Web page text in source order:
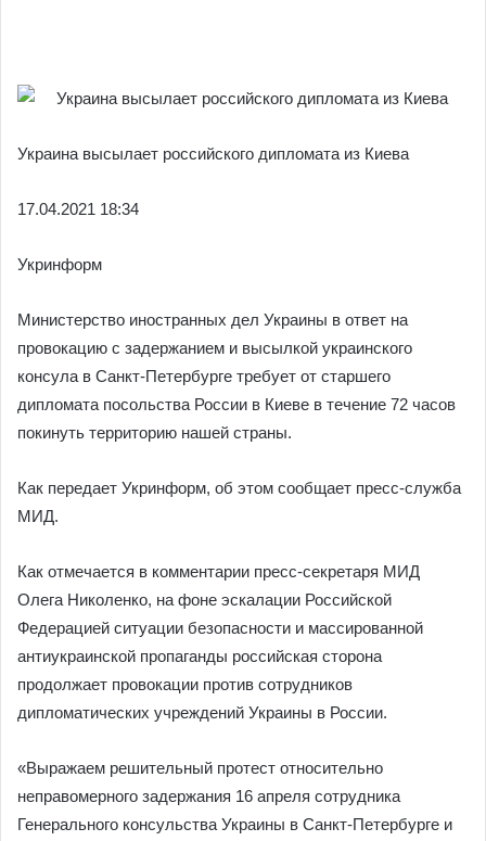
Украина высылает российского дипломата из Киева
17.04.2021 18:34
Укринформ
Министерство иностранных дел Украины в ответ на
провокацию с задержанием и высылкой украинского
консула в Санкт-Петербурге требует от старшего
дипломата посольства России в Киеве в течение 72 часов
покинуть территорию нашей страны.
Как передает Укринформ, об этом сообщает пресс-служба
МИД.
Как отмечается в комментарии пресс-секретаря МИД
Олега Николенко, на фоне эскалации Российской
Федерацией ситуации безопасности и массированной
антиукраинской пропаганды российская сторона
продолжает провокации против сотрудников
дипломатических учреждений Украины в России.
«Выражаем решительный протест относительно
неправомерного задержания 16 апреля сотрудника
Генерального консульства Украины в Санкт-Петербурге и